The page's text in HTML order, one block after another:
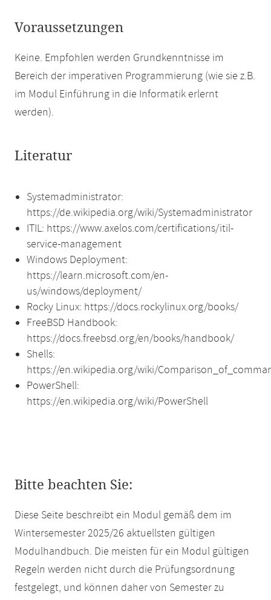
Voraussetzungen
Keine. Empfohlen werden Grundkenntnisse im
Bereich der imperativen Programmierung (wie sie z.B.
im Modul Einführung in die Informatik erlernt
werden).
Literatur
Systemadministrator:
https://de.wikipedia.org/wiki/Systemadministrator
ITIL: https://www.axelos.com/certifications/itil-
service-management
Windows Deployment:
https://learn.microsoft.com/en-
us/windows/deployment/
Rocky Linux: https://docs.rockylinux.org/books/
FreeBSD Handbook:
https://docs.freebsd.org/en/books/handbook/
Shells:
https://en.wikipedia.org/wiki/
PowerShell:
https://en.wikipedia.org/wiki/PowerShell
Bitte beachten Sie:
Diese Seite beschreibt ein Modul gemäß dem im
Wintersemester 2025/26 aktuellsten gültigen
Modulhandbuch. Die meisten für ein Modul gültigen
Regeln werden nicht durch die Prüfungsordnung
festgelegt, und können daher von Semester zu